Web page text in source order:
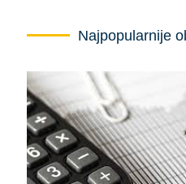
Najpopularnije